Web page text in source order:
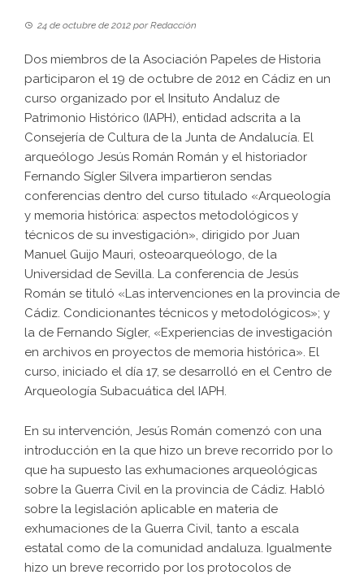
24 de octubre de 2012 porRedacción
Dos miembros de la Asociación Papeles de Historia
participaron el 19 de octubre de 2012 en Cádiz en un
curso organizado por el Insituto Andaluz de
Patrimonio Histórico (IAPH), entidad adscrita a la
Consejería de Cultura de la Junta de Andalucía. El
arqueólogo Jesús Román Román y el historiador
Fernando Sígler Silvera impartieron sendas
conferencias dentro del curso titulado «Arqueología
y memoria histórica: aspectos metodológicos y
técnicos de su investigación», dirigido por Juan
Manuel Guijo Mauri, osteoarqueólogo, de la
Universidad de Sevilla. La conferencia de Jesús
Román se tituló «Las intervenciones en la provincia de
Cádiz. Condicionantes técnicos y metodológicos»; y
la de Fernando Sígler, «Experiencias de investigación
en archivos en proyectos de memoria histórica». El
curso, iniciado el día 17, se desarrolló en el Centro de
Arqueología Subacuática del IAPH.
En su intervención, Jesús Román comenzó con una
introducción en la que hizo un breve recorrido por lo
que ha supuesto las exhumaciones arqueológicas
sobre la Guerra Civil en la provincia de Cádiz. Habló
sobre la legislación aplicable en materia de
exhumaciones de la Guerra Civil, tanto a escala
estatal como de la comunidad andaluza. Igualmente
hizo un breve recorrido por los protocolos de